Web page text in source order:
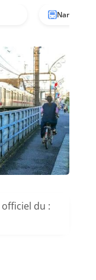
Nara
du :